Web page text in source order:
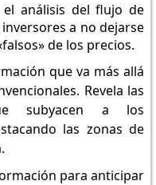
el análisis del flujo de
a no dejarse
de los precios.
que va más allá
Revela las
subyacen a los
las zonas de
para anticipar